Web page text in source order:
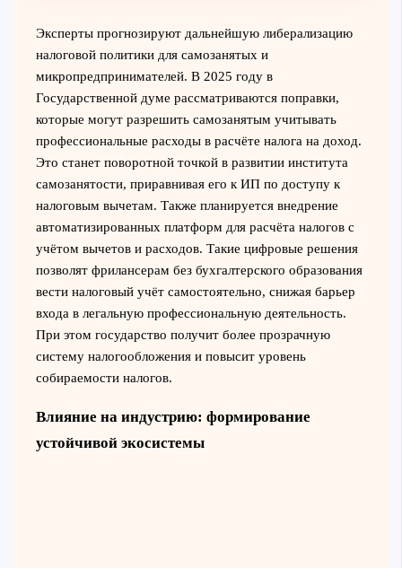
Эксперты прогнозируют дальнейшую либерализацию
налоговой политики для самозанятых и
микропредпринимателей. В 2025 году в
Государственной думе рассматриваются поправки,
которые могут разрешить самозанятым учитывать
профессиональные расходы в расчёте налога на доход.
Это станет поворотной точкой в развитии института
самозанятости, приравнивая его к ИП по доступу к
налоговым вычетам. Также планируется внедрение
автоматизированных платформ для расчёта налогов с
учётом вычетов и расходов. Такие цифровые решения
позволят фрилансерам без бухгалтерского образования
вести налоговый учёт самостоятельно, снижая барьер
входа в легальную профессиональную деятельность.
При этом государство получит более прозрачную
систему налогообложения и повысит уровень
собираемости налогов.
Влияние на индустрию: формирование
устойчивой экосистемы